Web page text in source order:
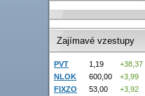
Zajímavé vzestupy
PVT 1,19
+38,37
NLOK
600,00
+3,99
FIXZO
53,00
+3,92